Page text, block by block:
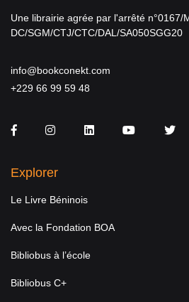
Une librairie agrée par l'arrêté n°0167/
DC/SGM/CTJ/CTC/DAL/SA050SGG20
info@bookconekt.com
+229 66 99 59 48
FacebookInstagramLinkedInYou Tube
Explorer
Le Livre Béninois
Avec la Fondation BOA
Bibliobus à l’école
Bibliobus C+